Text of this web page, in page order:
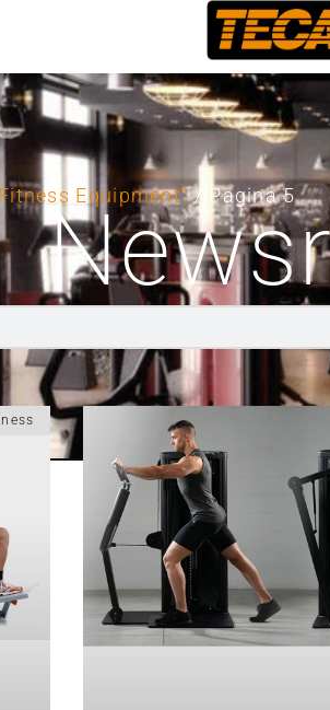
Equipment”/ Pagina 5